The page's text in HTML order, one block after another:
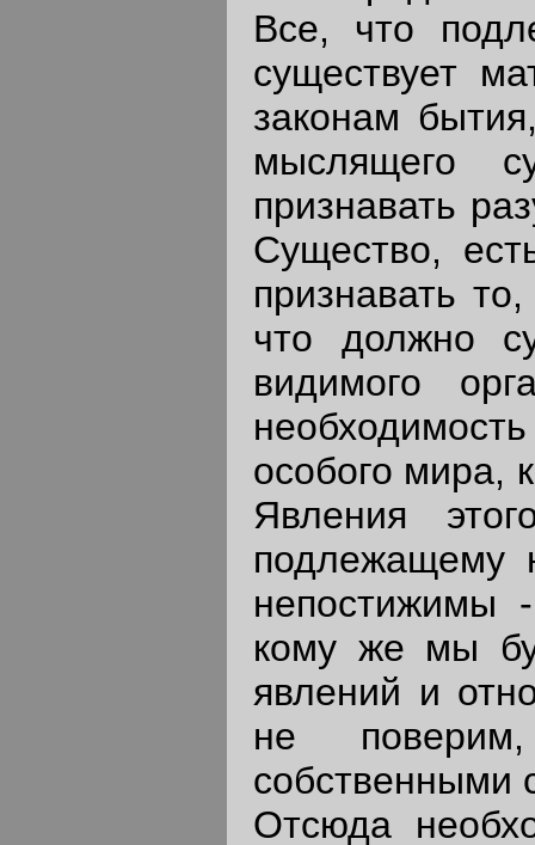
Все, что
существует
законам
мыслящего
признавать
Существо,
признавать
что должно
видимого
особого мира,
Явления
подлежащему
непостижимы
кому же мы
явлений и
не
собственными
Отсюда